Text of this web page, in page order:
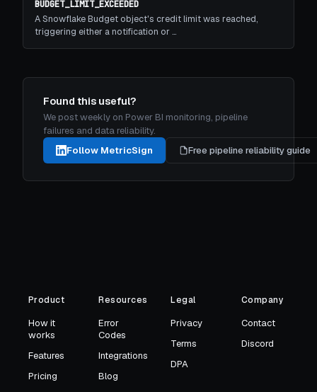
BUDGET_LIMIT_EXCEEDED
A Snowflake Budget object's credit limit was reached,
triggering either a notification or …
Found this useful?
We post weekly on Power BI monitoring, pipeline
failures and data reliability.
Follow MetricSign
Free pipeline reliability guide
Product
How it
works
Features
Pricing
Resources
Error
Codes
Integrations
Blog
Legal
Privacy
Terms
DPA
Company
Contact
Discord